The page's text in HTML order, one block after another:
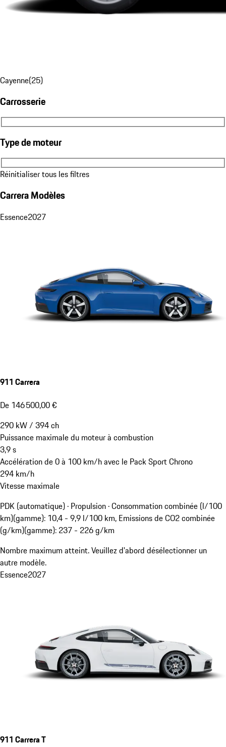
Cayenne(25)
Carrosserie
Carrosserie
Type de moteur
Type de moteur
Réinitialiser tous les filtres
Carrera Modèles
Essence2027
911 Carrera
De 146 500,00 €
290 kW/ 394ch
Puissance maximale du moteur à combustion
3,9s
Accélération de 0 à 100 km/h avec le Pack Sport Chrono
294 km/h
Vitesse maximale
PDK (automatique) · Propulsion ·Consommation combinée (l/100
km)(gamme): 10,4 - 9,9 l/100 km, Emissions de CO2 combinée
(g/km)(gamme): 237 - 226 g/km
Nombre maximum atteint. Veuillez d'abord désélectionner un
autre modèle.
Essence2027
911 Carrera T